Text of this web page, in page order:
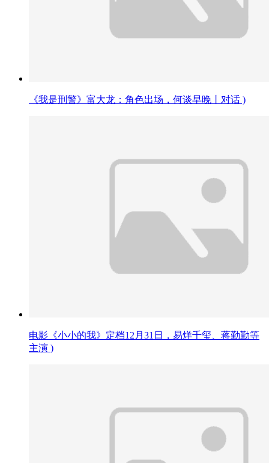
《我是刑警》富大龙：角色出场，何谈早晚丨对话 )
电影《小小的我》定档12月31日，易烊千玺、蒋勤勤等
主演 )